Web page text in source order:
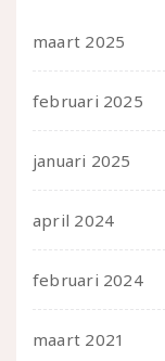
maart 2025
februari 2025
januari 2025
april 2024
februari 2024
maart 2021